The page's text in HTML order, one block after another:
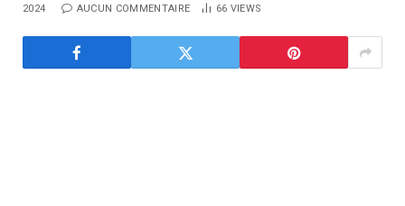
2024 AUCUN COMMENTAIRE 66 VIEWS